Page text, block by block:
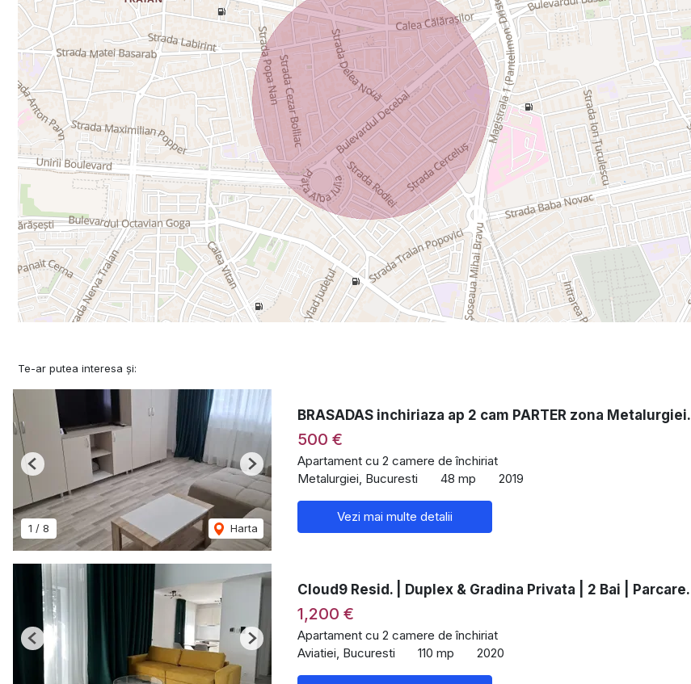
Te-ar putea interesa și:
1 / 8 Harta
Previous Next
BRASADAS inchiriaza ap 2 cam PARTER zona Metalurgiei.
500 €
Apartament cu 2 camere de închiriat
Metalurgiei, Bucuresti
48 mp 2019
Vezi mai multe detalii
Previous Next
Cloud9 Resid. | Duplex & Gradina Privata | 2 Bai | Parcare.
1,200 €
Apartament cu 2 camere de închiriat
Aviatiei, Bucuresti
110 mp 2020